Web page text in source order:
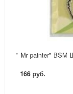
" Mr painter" BSM
166 руб.